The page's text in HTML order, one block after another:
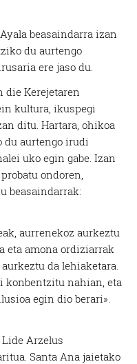
beasaindarra izan
du aurtengo
ere jaso du.
die Kerejetaren
kultura, ikuspegi
ditu. Hartara, ohikoa
du aurtengo irudi
uko egin gabe. Izan
ondoren,
beasaindarrak:
aurrenekoz aurkeztu
eta amona ordiziarrak
da lehiaketara.
konbentzitu nahian, eta
egin dio berari».
Arzelus
Santa Ana jaietako